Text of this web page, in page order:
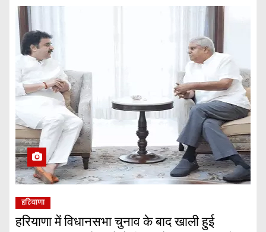
हरियाणा
हरियाणा में विधानसभा चुनाव के बाद खाली हुई